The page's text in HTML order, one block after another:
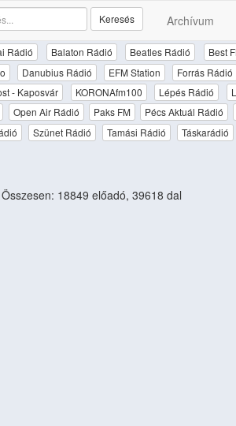
Archívum
Keresés
Rádió Balaton Rádió Beatles Rádió
Best
Danubius Rádió EFM Station Forrás Rádió
- Kaposvár KORONAfm100 Lépés Rádió
Open Air Rádió Paks FM Pécs Aktuál Rádió
Szünet Rádió Tamási Rádió Táskarádió
Összesen: 18849 előadó, 39618 dal